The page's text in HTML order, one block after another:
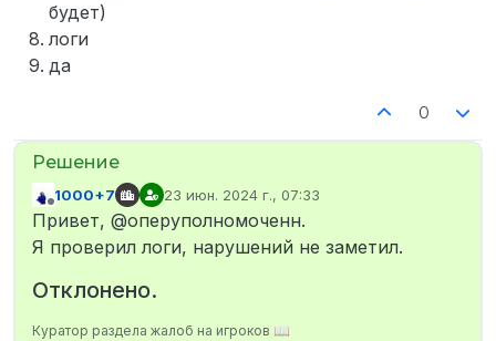
будет)
логи
да
0
Не в сети
1000+7 23 июн. 2024 г., 07:33
отредактировано
Привет, @оперуполномоченн.
Я проверил логи, нарушений не заметил.
Отклонено.
Куратор раздела жалоб на игроков 📖